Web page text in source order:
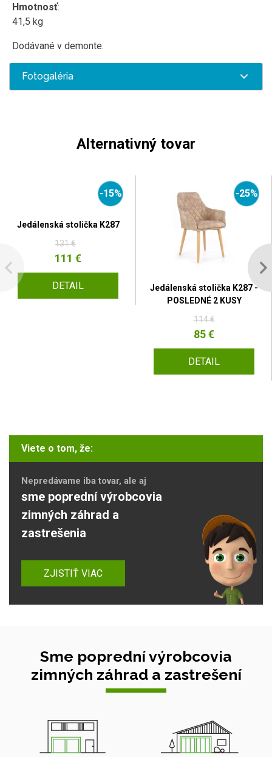
Hmotnosť:
41,5 kg
Dodávané v demonte.
Fotogaléria
Alternativný tovar
-15%
Jedálenská stolička K287
131 €
111 €
DETAIL
-25%
Jedálenská stolička K287 -
POSLEDNÉ 2 KUSY
114 €
85 €
DETAIL
Viete o tom, že:
Nepredávame iba tovar, ale aj
sme poprední výrobcovia
zimných záhrad a
zastrešenia
ZJISTIŤ VIAC
Sme poprední výrobcovia
zimných záhrad a zastrešení